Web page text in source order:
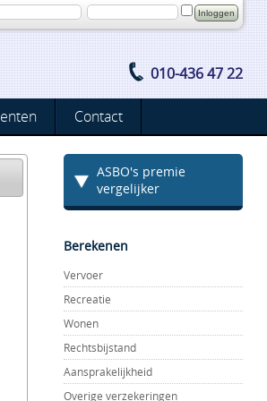
010-436 47 22
Contact
ASBO's premie
vergelijker
Berekenen
Vervoer
Recreatie
Wonen
Rechtsbijstand
Aansprakelijkheid
Overige verzekeringen